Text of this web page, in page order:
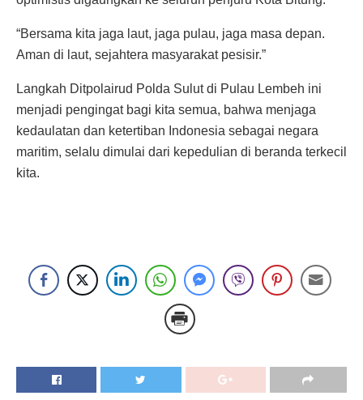
“Bersama kita jaga laut, jaga pulau, jaga masa depan.
Aman di laut, sejahtera masyarakat pesisir.”
Langkah Ditpolairud Polda Sulut di Pulau Lembeh ini
menjadi pengingat bagi kita semua, bahwa menjaga
kedaulatan dan ketertiban Indonesia sebagai negara
maritim, selalu dimulai dari kepedulian di beranda terkecil
kita.